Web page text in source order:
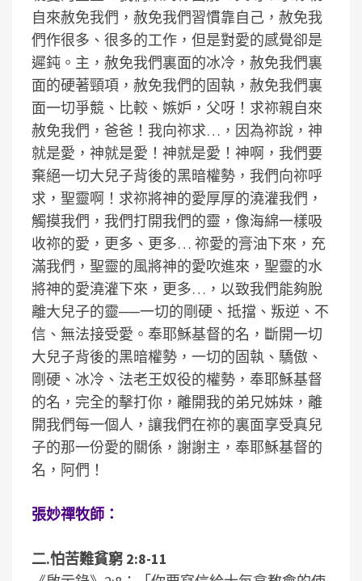
自來赦免我們，赦免我們習慣靠自己，赦免我
們作很多、很多的工作，但是對愛的感覺卻是
遲鈍。主，赦免我們裏面的冰冷，赦免我們裏
面的硬著頸項，赦免我們的固執，赦免我們裏
面一切爭競、比較、嫉妒，父呀！求祢親自來
赦免我們，爸爸！我向祢求…，因為祢說，神
就是愛，神就是愛！神就是愛！神啊，我們要
棄絕一切大兒子背後的黑暗權勢，我們向祢呼
求，聖靈啊！求祢將神的愛厚厚的澆灌我們，
觸摸我們，我們打開我們的靈，像海綿一樣吸
收祢的愛，更多、更多… 祢愛的膏油下來，充
滿我們，聖靈的風將神的愛吹進來，聖靈的水
將神的愛澆灌下來，更多…，以致我們能夠脫
離大兒子的靈──一切的剛硬、抵擋、叛逆、不
信、無法接受愛。奉耶穌基督的名，斷開一切
大兒子背後的黑暗權勢，一切的固執、驕傲、
剛硬、冰冷、法老王奴役的權勢，奉耶穌基督
的名，完全的擊打你，離開我的弟兄姊妹，離
開我們每一個人，讓我們在祢的裏面享受真兒
子的那一份愛的關係，謝謝主，奉耶穌基督的
名，阿們！
張妙禪牧師：
二.怕苦難貧窮 2:8-11